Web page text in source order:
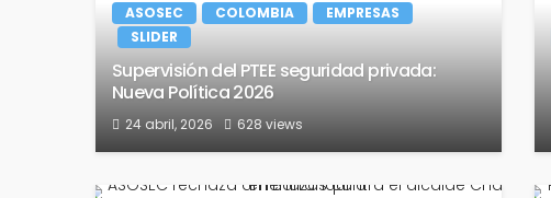
ASOSEC COLOMBIA
EMPRESAS
SLIDER
Supervisión del PTEE seguridad privada:
Nueva Política 2026
24 abril, 2026 628 views